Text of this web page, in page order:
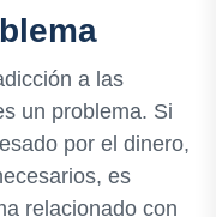
a las
un problema. Si
por el dinero,
es
relacionado con